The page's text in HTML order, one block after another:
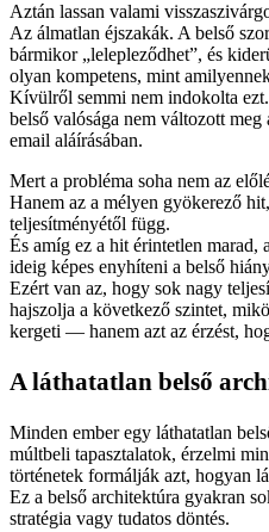
Aztán lassan valami
Az álmatlan éjszakák. A belső
bármikor „lelepleződhet”, és
olyan kompetens, mint
Kívülről semmi nem indokolta
belső valósága nem változott
email aláírásában.
Mert a probléma soha nem az
Hanem az a mélyen gyökerező
teljesítményétől függ.
És amíg ez a hit érintetlen
ideig képes enyhíteni a belső
Ezért van az, hogy sok nagy
hajszolja a következő szintet,
kergeti — hanem azt az érzést,
A láthatatlan belső
Minden ember egy láthatatlan
múltbeli tapasztalatok, érzelmi
történetek formálják azt, hogyan
Ez a belső architektúra gyakran
stratégia vagy tudatos döntés.